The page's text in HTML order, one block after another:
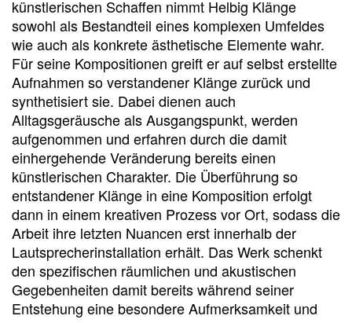
künstlerischen Schaffen nimmt Helbig Klänge
sowohl als Bestandteil eines komplexen Umfeldes
wie auch als konkrete ästhetische Elemente wahr.
Für seine Kompositionen greift er auf selbst erstellte
Aufnahmen so verstandener Klänge zurück und
synthetisiert sie. Dabei dienen auch
Alltagsgeräusche als Ausgangspunkt, werden
aufgenommen und erfahren durch die damit
einhergehende Veränderung bereits einen
künstlerischen Charakter. Die Überführung so
entstandener Klänge in eine Komposition erfolgt
dann in einem kreativen Prozess vor Ort, sodass die
Arbeit ihre letzten Nuancen erst innerhalb der
Lautsprecherinstallation erhält. Das Werk schenkt
den spezifischen räumlichen und akustischen
Gegebenheiten damit bereits während seiner
Entstehung eine besondere Aufmerksamkeit und